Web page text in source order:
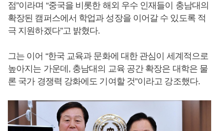
점”이라며 “중국을 비롯한 해외 우수 인재들이 충남대의
확장된 캠퍼스에서 학업과 성장을 이어갈 수 있도록 적
극 지원하겠다”고 밝혔다.
그는 이어 “한국 교육과 문화에 대한 관심이 세계적으로
높아지는 가운데, 충남대의 교육 공간 확장은 대학은 물
론 국가 경쟁력 강화에도 기여할 것”이라고 강조했다.